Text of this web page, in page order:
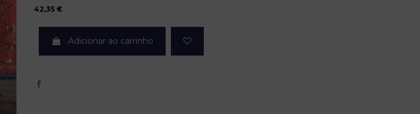
42,35 €
Adicionar ao carrinho